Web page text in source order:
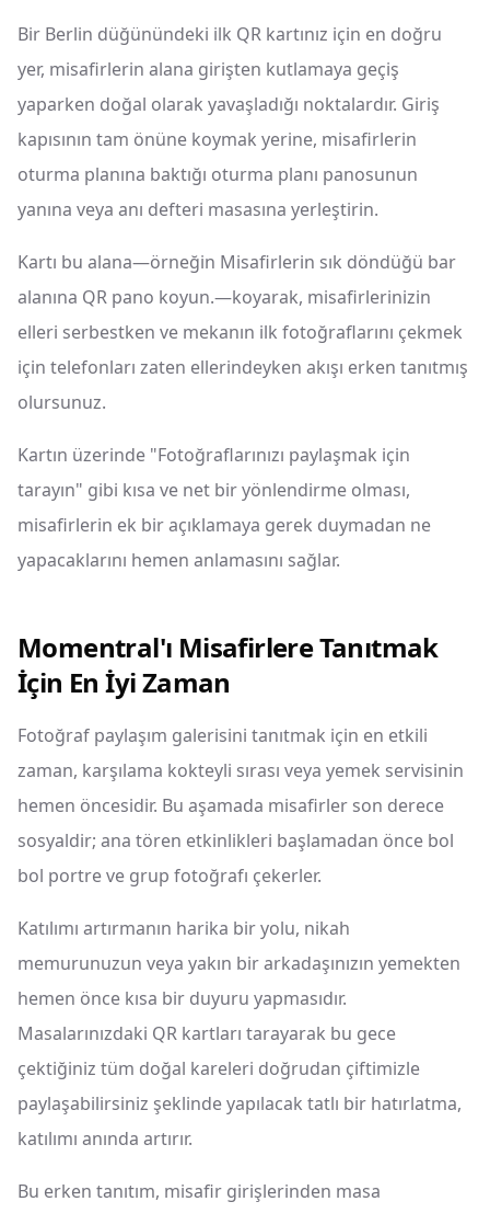
Bir Berlin düğünündeki ilk QR kartınız için en doğru
yer, misafirlerin alana girişten kutlamaya geçiş
yaparken doğal olarak yavaşladığı noktalardır. Giriş
kapısının tam önüne koymak yerine, misafirlerin
oturma planına baktığı oturma planı panosunun
yanına veya anı defteri masasına yerleştirin.
Kartı bu alana—örneğin Misafirlerin sık döndüğü bar
alanına QR pano koyun.—koyarak, misafirlerinizin
elleri serbestken ve mekanın ilk fotoğraflarını çekmek
için telefonları zaten ellerindeyken akışı erken tanıtmış
olursunuz.
Kartın üzerinde "Fotoğraflarınızı paylaşmak için
tarayın" gibi kısa ve net bir yönlendirme olması,
misafirlerin ek bir açıklamaya gerek duymadan ne
yapacaklarını hemen anlamasını sağlar.
Momentral'ı Misafirlere Tanıtmak
İçin En İyi Zaman
Fotoğraf paylaşım galerisini tanıtmak için en etkili
zaman, karşılama kokteyli sırası veya yemek servisinin
hemen öncesidir. Bu aşamada misafirler son derece
sosyaldir; ana tören etkinlikleri başlamadan önce bol
bol portre ve grup fotoğrafı çekerler.
Katılımı artırmanın harika bir yolu, nikah
memurunuzun veya yakın bir arkadaşınızın yemekten
hemen önce kısa bir duyuru yapmasıdır.
Masalarınızdaki QR kartları tarayarak bu gece
çektiğiniz tüm doğal kareleri doğrudan çiftimizle
paylaşabilirsiniz şeklinde yapılacak tatlı bir hatırlatma,
katılımı anında artırır.
Bu erken tanıtım, misafir girişlerinden masa